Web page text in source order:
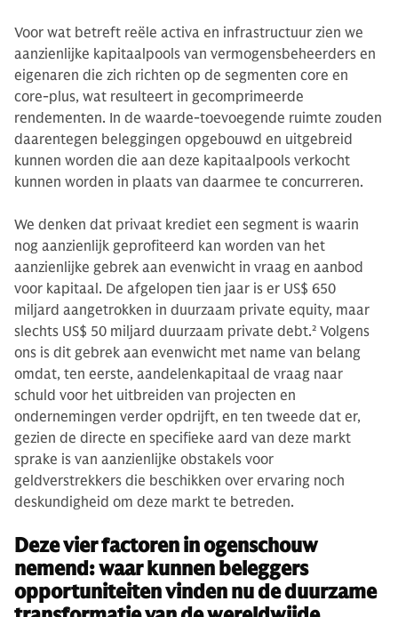
Voor wat betreft reële activa en infrastructuur zien we
aanzienlijke kapitaalpools van vermogensbeheerders en
eigenaren die zich richten op de segmenten core en
core-plus, wat resulteert in gecomprimeerde
rendementen. In de waarde-toevoegende ruimte zouden
daarentegen beleggingen opgebouwd en uitgebreid
kunnen worden die aan deze kapitaalpools verkocht
kunnen worden in plaats van daarmee te concurreren.
We denken dat privaat krediet een segment is waarin
nog aanzienlijk geprofiteerd kan worden van het
aanzienlijke gebrek aan evenwicht in vraag en aanbod
voor kapitaal. De afgelopen tien jaar is er US$ 650
miljard aangetrokken in duurzaam private equity, maar
slechts US$ 50 miljard duurzaam private debt.2 Volgens
ons is dit gebrek aan evenwicht met name van belang
omdat, ten eerste, aandelenkapitaal de vraag naar
schuld voor het uitbreiden van projecten en
ondernemingen verder opdrijft, en ten tweede dat er,
gezien de directe en specifieke aard van deze markt
sprake is van aanzienlijke obstakels voor
geldverstrekkers die beschikken over ervaring noch
deskundigheid om deze markt te betreden.
Deze vier factoren in ogenschouw
nemend: waar kunnen beleggers
opportuniteiten vinden nu de duurzame